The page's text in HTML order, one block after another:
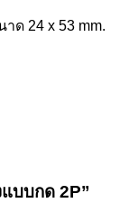
ด 24 x 53 mm.
บบกด 2P”